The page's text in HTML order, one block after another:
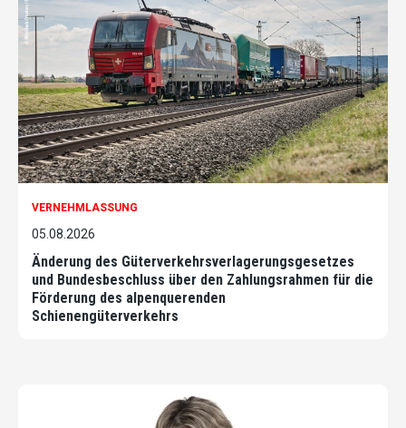
VERNEHMLASSUNG
05.08.2026
Änderung des Güterverkehrsverlagerungsgesetzes
und Bundesbeschluss über den Zahlungsrahmen für die
Förderung des alpenquerenden
Schienengüterverkehrs